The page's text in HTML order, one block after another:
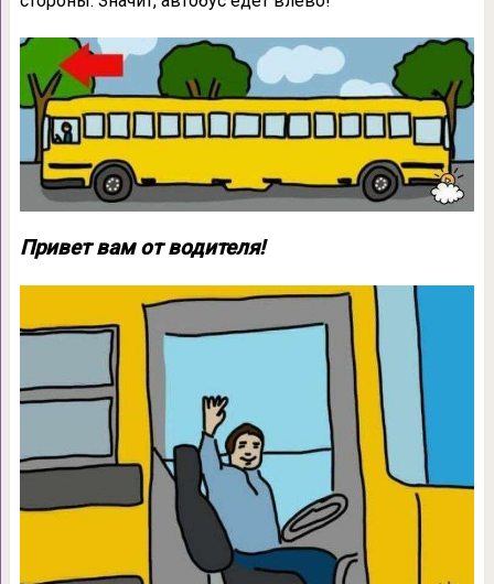
Привет вам от водителя!